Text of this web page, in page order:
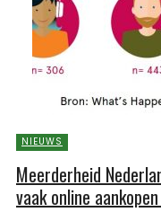
NIEUWS
Meerderheid
vaak online